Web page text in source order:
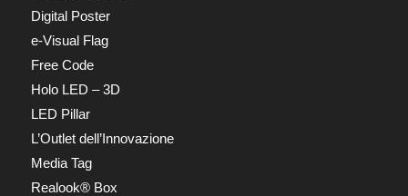
Digital Poster
e-Visual Flag
Free Code
Holo LED – 3D
LED Pillar
L’Outlet dell’Innovazione
Media Tag
Realook® Box